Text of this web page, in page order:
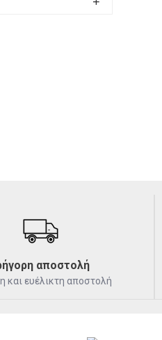
αποστολή
και ευέλικτη αποστολή